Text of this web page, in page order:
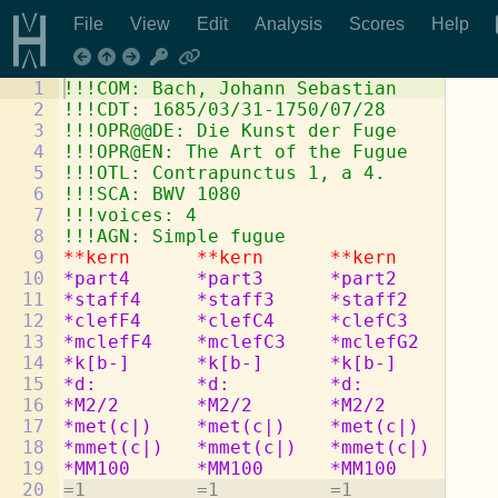
File View Edit Analysis Scores Help
1
2
3
4
5
6
7
8
9
10
11
12
13
14
15
16
17
18
19
20
!!!COM: Bach, Johann Sebastian
!!!CDT: 1685/03/31-1750/07/28
!!!OPR@@DE: Die Kunst der Fuge
!!!OPR@EN: The Art of the Fugue
!!!OTL: Contrapunctus 1, a 4.
!!!SCA: BWV 1080
!!!voices: 4
!!!AGN: Simple fugue
**kern
**kern **kern
*part4
*part3 *part2
*staff4
*staff3 *staff2
*clefF4
*clefC4 *clefC3
*mclefF4
*mclefC3 *mclefG2
*k[b-]
*k[b-] *k[b-]
*d:
*d: *d:
*M2/2
*M2/2 *M2/2
*met(c|)
*met(c|) *met(c|)
*mmet(c|)
*mmet(c|) *mmet(c|)
*MM100
*MM100 *MM100
=1          =1          =1          =1